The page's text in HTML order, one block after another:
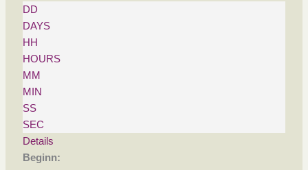
DD
DAYS
HH
HOURS
MM
MIN
SS
SEC
Details
Beginn: